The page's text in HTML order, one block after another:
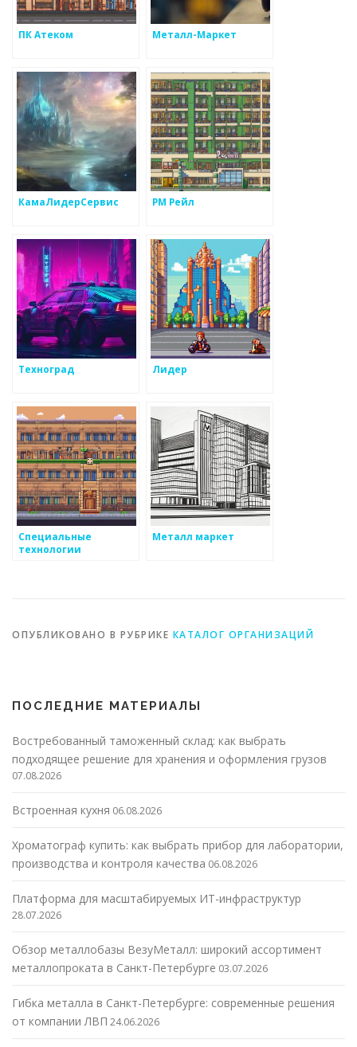
ПК Атеком Металл-Маркет
КамаЛидерСервис РМ Рейл
Техноград Лидер
Специальные
технологии
Металл маркет
ОПУБЛИКОВАНО В РУБРИКЕ КАТАЛОГ ОРГАНИЗАЦИЙ
ПОСЛЕДНИЕ МАТЕРИАЛЫ
Востребованный таможенный склад: как выбрать
подходящее решение для хранения и оформления грузов
07.08.2026
Встроенная кухня 06.08.2026
Хроматограф купить: как выбрать прибор для лаборатории,
производства и контроля качества 06.08.2026
Платформа для масштабируемых ИТ-инфраструктур
28.07.2026
Обзор металлобазы ВезуМеталл: широкий ассортимент
металлопроката в Санкт-Петербурге 03.07.2026
Гибка металла в Санкт-Петербурге: современные решения
от компании ЛВП 24.06.2026